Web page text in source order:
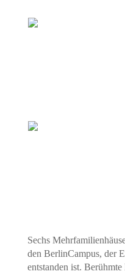
Sechs
den BerlinCampus, der
entstanden ist.